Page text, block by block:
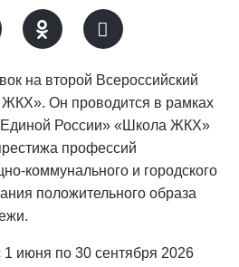
на второй Всероссийский
Он проводится в рамках
России» «Школа ЖКХ»
профессий
коммунального и городского
положительного образа
1 июня по 30 сентября 2026